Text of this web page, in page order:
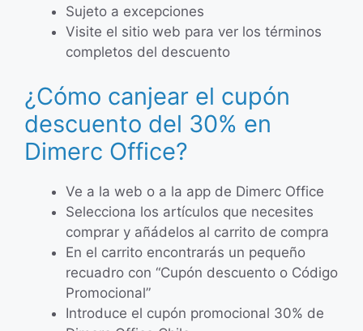
Sujeto a excepciones
Visite el sitio web para ver los términos
completos del descuento
¿Cómo canjear el cupón
descuento del 30% en
Dimerc Office?
Ve a la web o a la app de Dimerc Office
Selecciona los artículos que necesites
comprar y añádelos al carrito de compra
En el carrito encontrarás un pequeño
recuadro con “Cupón descuento o Código
Promocional”
Introduce el cupón promocional 30% de